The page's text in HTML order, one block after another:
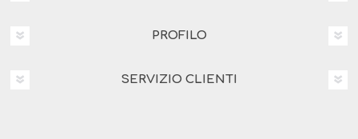
PROFILO
SERVIZIO CLIENTI